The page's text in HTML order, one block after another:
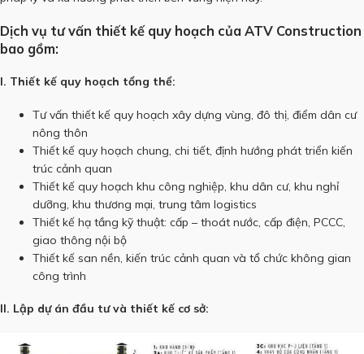
Dịch vụ tư vấn thiết kế quy hoạch của ATV Construction
bao gồm:
I. Thiết kế quy hoạch tổng thể:
Tư vấn thiết kế quy hoạch xây dựng vùng, đô thị, điểm dân cư
nông thôn
Thiết kế quy hoạch chung, chi tiết, định hướng phát triển kiến
trúc cảnh quan
Thiết kế quy hoạch khu công nghiệp, khu dân cư, khu nghỉ
dưỡng, khu thương mại, trung tâm logistics
Thiết kế hạ tầng kỹ thuật: cấp – thoát nước, cấp điện, PCCC,
giao thông nội bộ
Thiết kế san nền, kiến trúc cảnh quan và tổ chức không gian
công trình
II. Lập dự án đầu tư và thiết kế cơ sở: